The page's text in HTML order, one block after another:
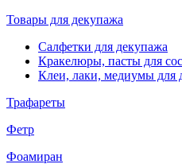
Товары для декупажа
Салфетки для декупажа
Кракелюры, пасты для
Клеи, лаки, медиумы для
Трафареты
Фетр
Фоамиран